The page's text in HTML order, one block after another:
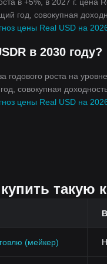
год, совокупная
цены Real USD на
в 2030 году?
годового роста на
совокупная
цены Real USD на
такую
(мейкер)